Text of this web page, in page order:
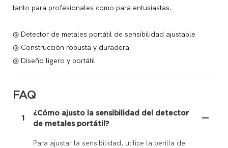
tanto para profesionales como para entusiastas.
◎ Detector de metales portátil de sensibilidad ajustable
◎ Construcción robusta y duradera
◎ Diseño ligero y portátil
FAQ
1
¿Cómo ajusto la sensibilidad del detector
de metales portátil?
Para ajustar la sensibilidad, utilice la perilla de